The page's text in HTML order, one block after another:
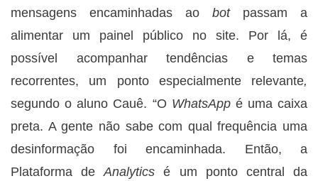
mensagens encaminhadas ao botpassam a
alimentar um painel público no site. Por lá, é
possível acompanhar tendências e temas
recorrentes, um ponto especialmente relevante,
segundo o aluno Cauê. “O WhatsAppé uma caixa
preta. A gente não sabe com qual frequência uma
desinformação foi encaminhada. Então, a
Plataforma deAnalytics é um ponto central da